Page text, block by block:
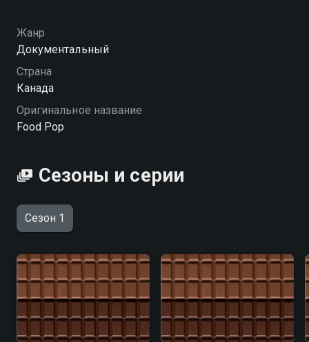
вы можете совершенно бесплатно в хорошем HD
качестве на Смотрёшке
Жанр
Документальный
Страна
Канада
Оригинальное название
Food Pop
Сезоны и серии
Сезон 1